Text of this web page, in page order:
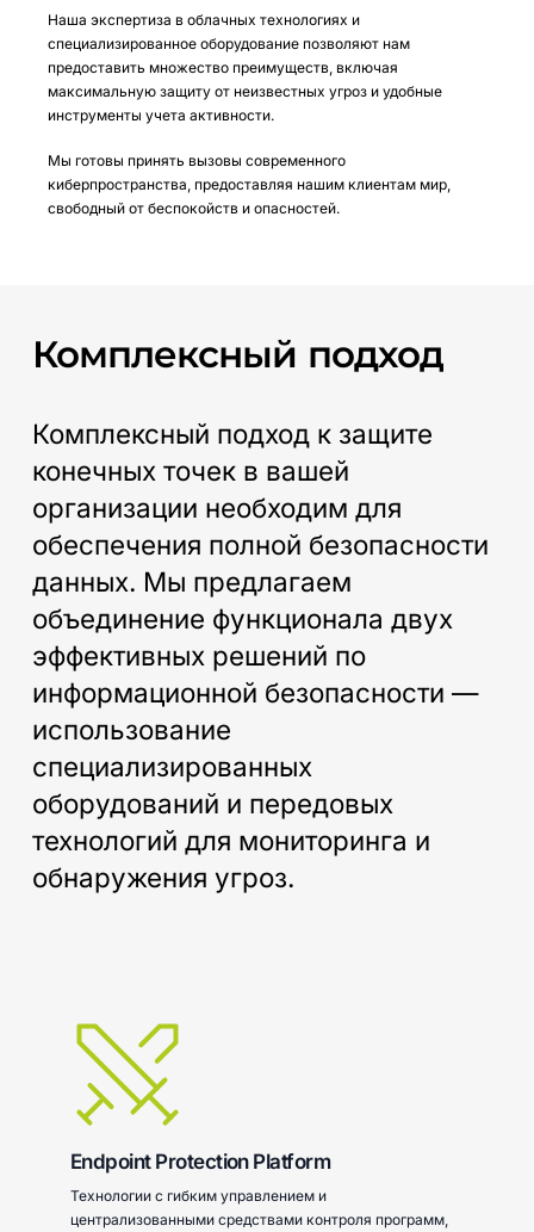
Наша экспертиза в облачных технологиях и
специализированное оборудование позволяют нам
предоставить множество преимуществ, включая
максимальную защиту от неизвестных угроз и удобные
инструменты учета активности.
Мы готовы принять вызовы современного
киберпространства, предоставляя нашим клиентам мир,
свободный от беспокойств и опасностей.
Комплексный подход
Комплексный подход к защите
конечных точек в вашей
организации необходим для
обеспечения полной безопасности
данных. Мы предлагаем
объединение функционала двух
эффективных решений по
информационной безопасности —
использование
специализированных
оборудований и передовых
технологий для мониторинга и
обнаружения угроз.
Endpoint Protection Platform
Технологии с гибким управлением и
централизованными средствами контроля программ,